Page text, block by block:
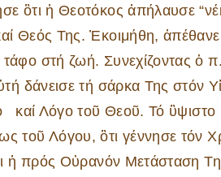
ὃτι ἡ Θεοτόκος ἀπήλαυσε
Θεός Της. Ἐκοιμήθη,
στή ζωή. Συνεχίζοντας ὁ π.
δάνεισε τή σάρκα Της στόν
Λόγο τοῦ Θεοῦ. Τό ὓψιστο
τοῦ Λόγου, ὃτι γέννησε τόν
ἡ πρός Οὐρανόν Μετάσταση